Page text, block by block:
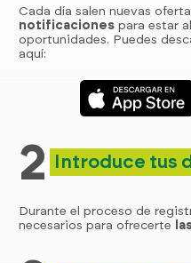
Cada día salen nuevas
notificaciones para estar
oportunidades. Puedes
aquí:
2 Introduce tus
Durante el proceso de
necesarios para ofrecerte